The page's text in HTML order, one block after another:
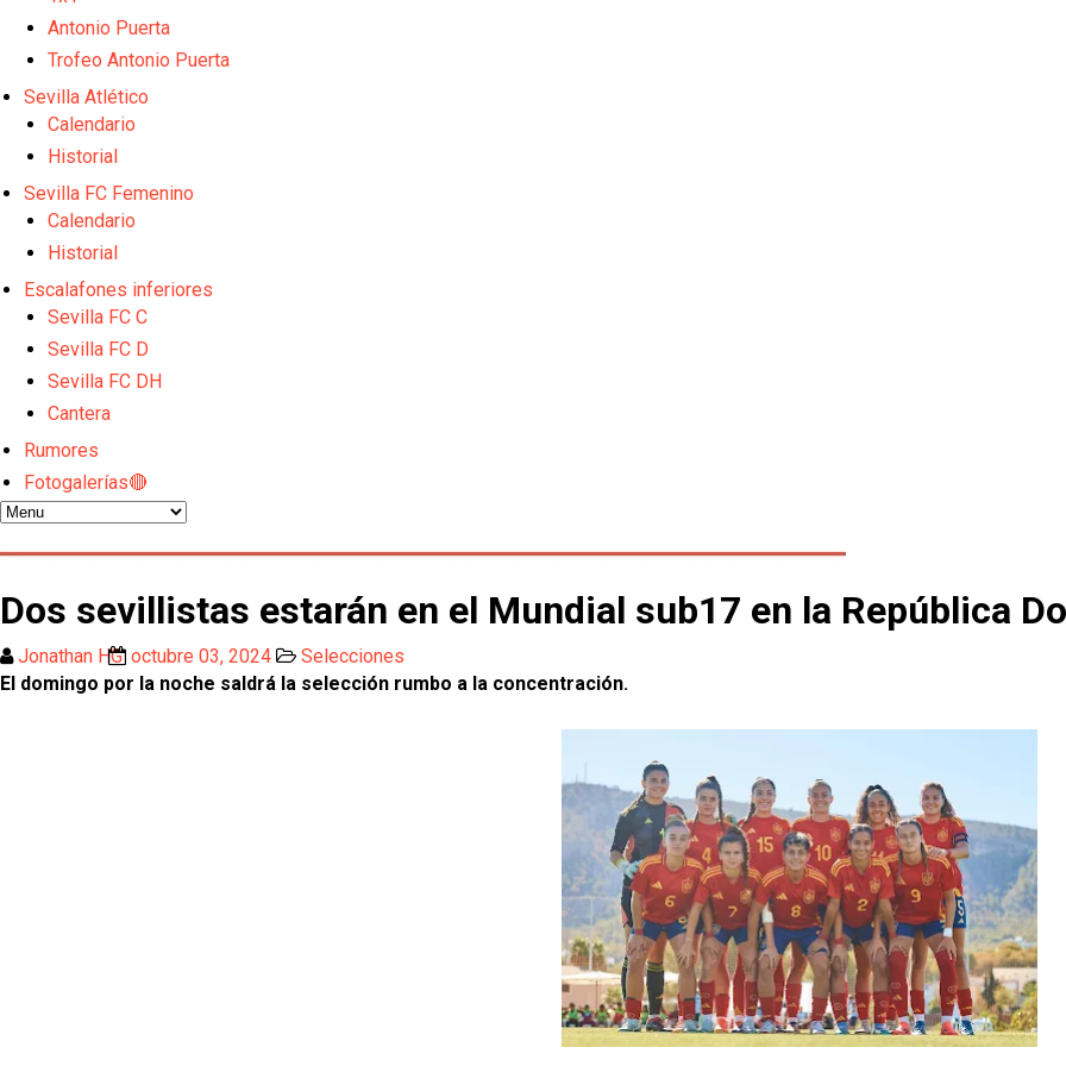
Los contratiempos para García Plaza por la mala gestión de un inválido Consejo
El Sevilla C se queda en Tercera Federación
Análisis | El Sevilla FC cierra una pretemporada de contrastes antes del inicio de LaLiga
Joan Jordán cerca de salir del Sevilla FC
Apuesta por la juventud y las ideas claras: el once que perfila el Sevilla FC para el debut liguero
Antonio Puerta
Trofeo Antonio Puerta
Sevilla Atlético
Calendario
Historial
Sevilla FC Femenino
Calendario
Historial
Escalafones inferiores
Sevilla FC C
Sevilla FC D
Sevilla FC DH
Cantera
Rumores
Fotogalerías🔴
Dos sevillistas estarán en el Mundial sub17 en la República
Jonathan HG octubre 03, 2024
Selecciones
El domingo por la noche saldrá la selección rumbo a la concentración.